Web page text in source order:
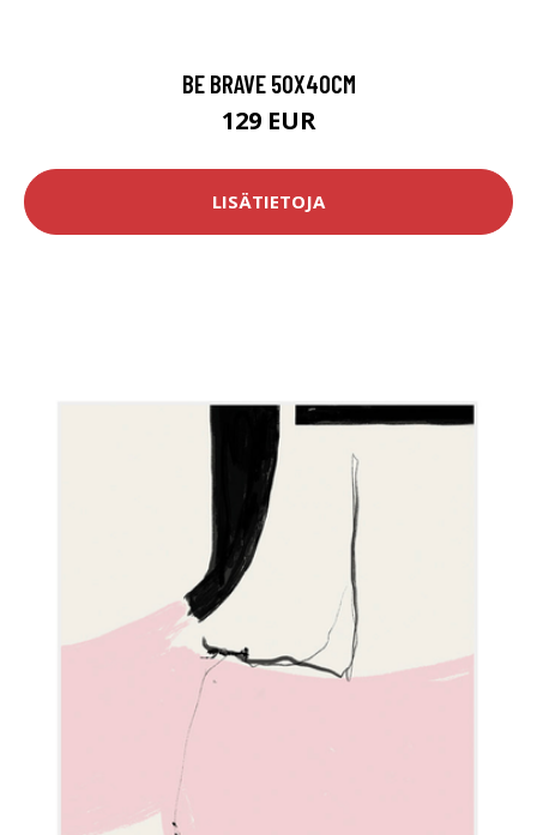
BE BRAVE 50X40CM
129 EUR
LISÄTIETOJA